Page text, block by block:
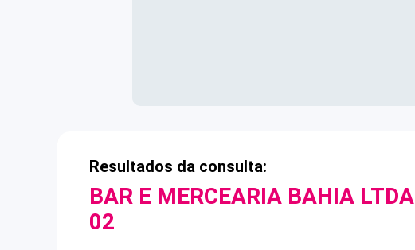
Resultados da consulta:
BAR E MERCEARIA BAHIA LTDA
02